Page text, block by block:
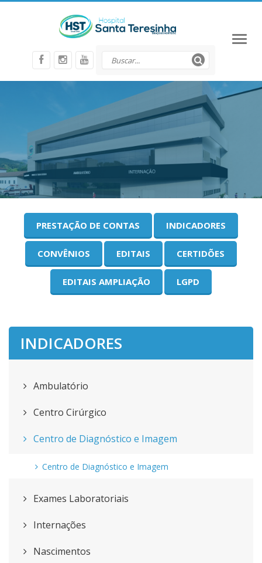
Toggle
PRESTAÇÃO DE CONTAS INDICADORES
CONVÊNIOS EDITAIS CERTIDÕES
EDITAIS AMPLIAÇÃO LGPD
INDICADORES
Ambulatório
Centro Cirúrgico
Centro de Diagnóstico e Imagem
Centro de Diagnóstico e Imagem
Exames Laboratoriais
Internações
Nascimentos